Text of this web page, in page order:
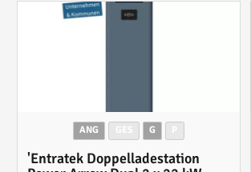
ANG G
'Entratek Doppelladestation